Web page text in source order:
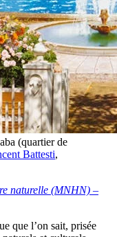
(quartier de
Battesti,
naturelle (MNHN) –
que l’on sait, prisée